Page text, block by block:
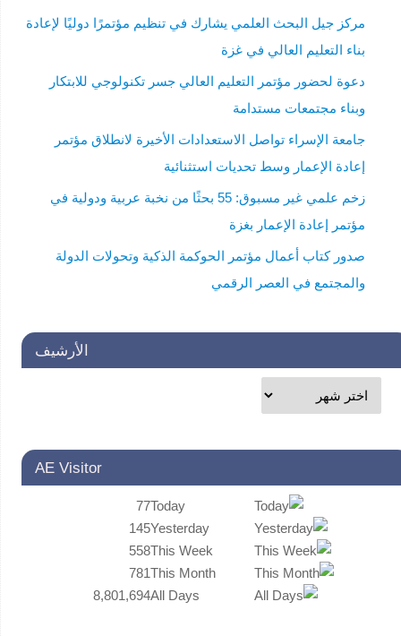
مركز جيل البحث العلمي يشارك في تنظيم مؤتمرًا دوليًا لإعادة
بناء التعليم العالي في غزة
دعوة لحضور مؤتمر التعليم العالي جسر تكنولوجي للابتكار
وبناء مجتمعات مستدامة
جامعة الإسراء تواصل الاستعدادات الأخيرة لانطلاق مؤتمر
إعادة الإعمار وسط تحديات استثنائية
زخم علمي غير مسبوق: 55 بحثًا من نخبة عربية ودولية في
مؤتمر إعادة الإعمار بغزة
صدور كتاب أعمال مؤتمر الحوكمة الذكية وتحولات الدولة
والمجتمع في العصر الرقمي
الأرشيف
AE Visitor
Today
77
Yesterday
145
This Week
558
This Month
781
All Days
8,801,694